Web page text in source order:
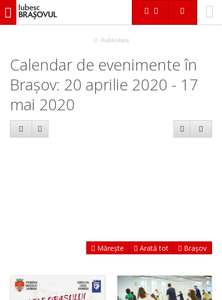
iubescbraşovul.ro
Publicitate
Calendar de evenimente în
Brașov: 20 aprilie 2020 - 17
mai 2020
Mărește Arată tot Brașov